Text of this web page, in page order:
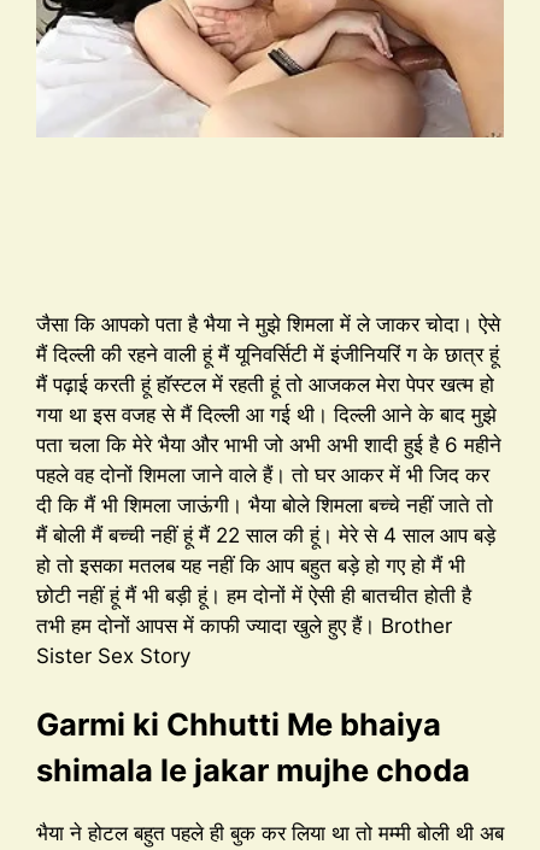
जैसा कि आपको पता है भैया ने मुझे शिमला में ले जाकर चोदा। ऐसे
मैं दिल्ली की रहने वाली हूं मैं यूनिवर्सिटी में इंजीनियरिं ग के छात्र हूं
मैं पढ़ाई करती हूं हॉस्टल में रहती हूं तो आजकल मेरा पेपर खत्म हो
गया था इस वजह से मैं दिल्ली आ गई थी। दिल्ली आने के बाद मुझे
पता चला कि मेरे भैया और भाभी जो अभी अभी शादी हुई है 6 महीने
पहले वह दोनों शिमला जाने वाले हैं। तो घर आकर में भी जिद कर
दी कि मैं भी शिमला जाऊंगी। भैया बोले शिमला बच्चे नहीं जाते तो
मैं बोली मैं बच्ची नहीं हूं मैं 22 साल की हूं। मेरे से 4 साल आप बड़े
हो तो इसका मतलब यह नहीं कि आप बहुत बड़े हो गए हो मैं भी
छोटी नहीं हूं मैं भी बड़ी हूं। हम दोनों में ऐसी ही बातचीत होती है
तभी हम दोनों आपस में काफी ज्यादा खुले हुए हैं। Brother
Sister Sex Story
Garmi ki Chhutti Me bhaiya
shimala le jakar mujhe choda
भैया ने होटल बहुत पहले ही बुक कर लिया था तो मम्मी बोली थी अब